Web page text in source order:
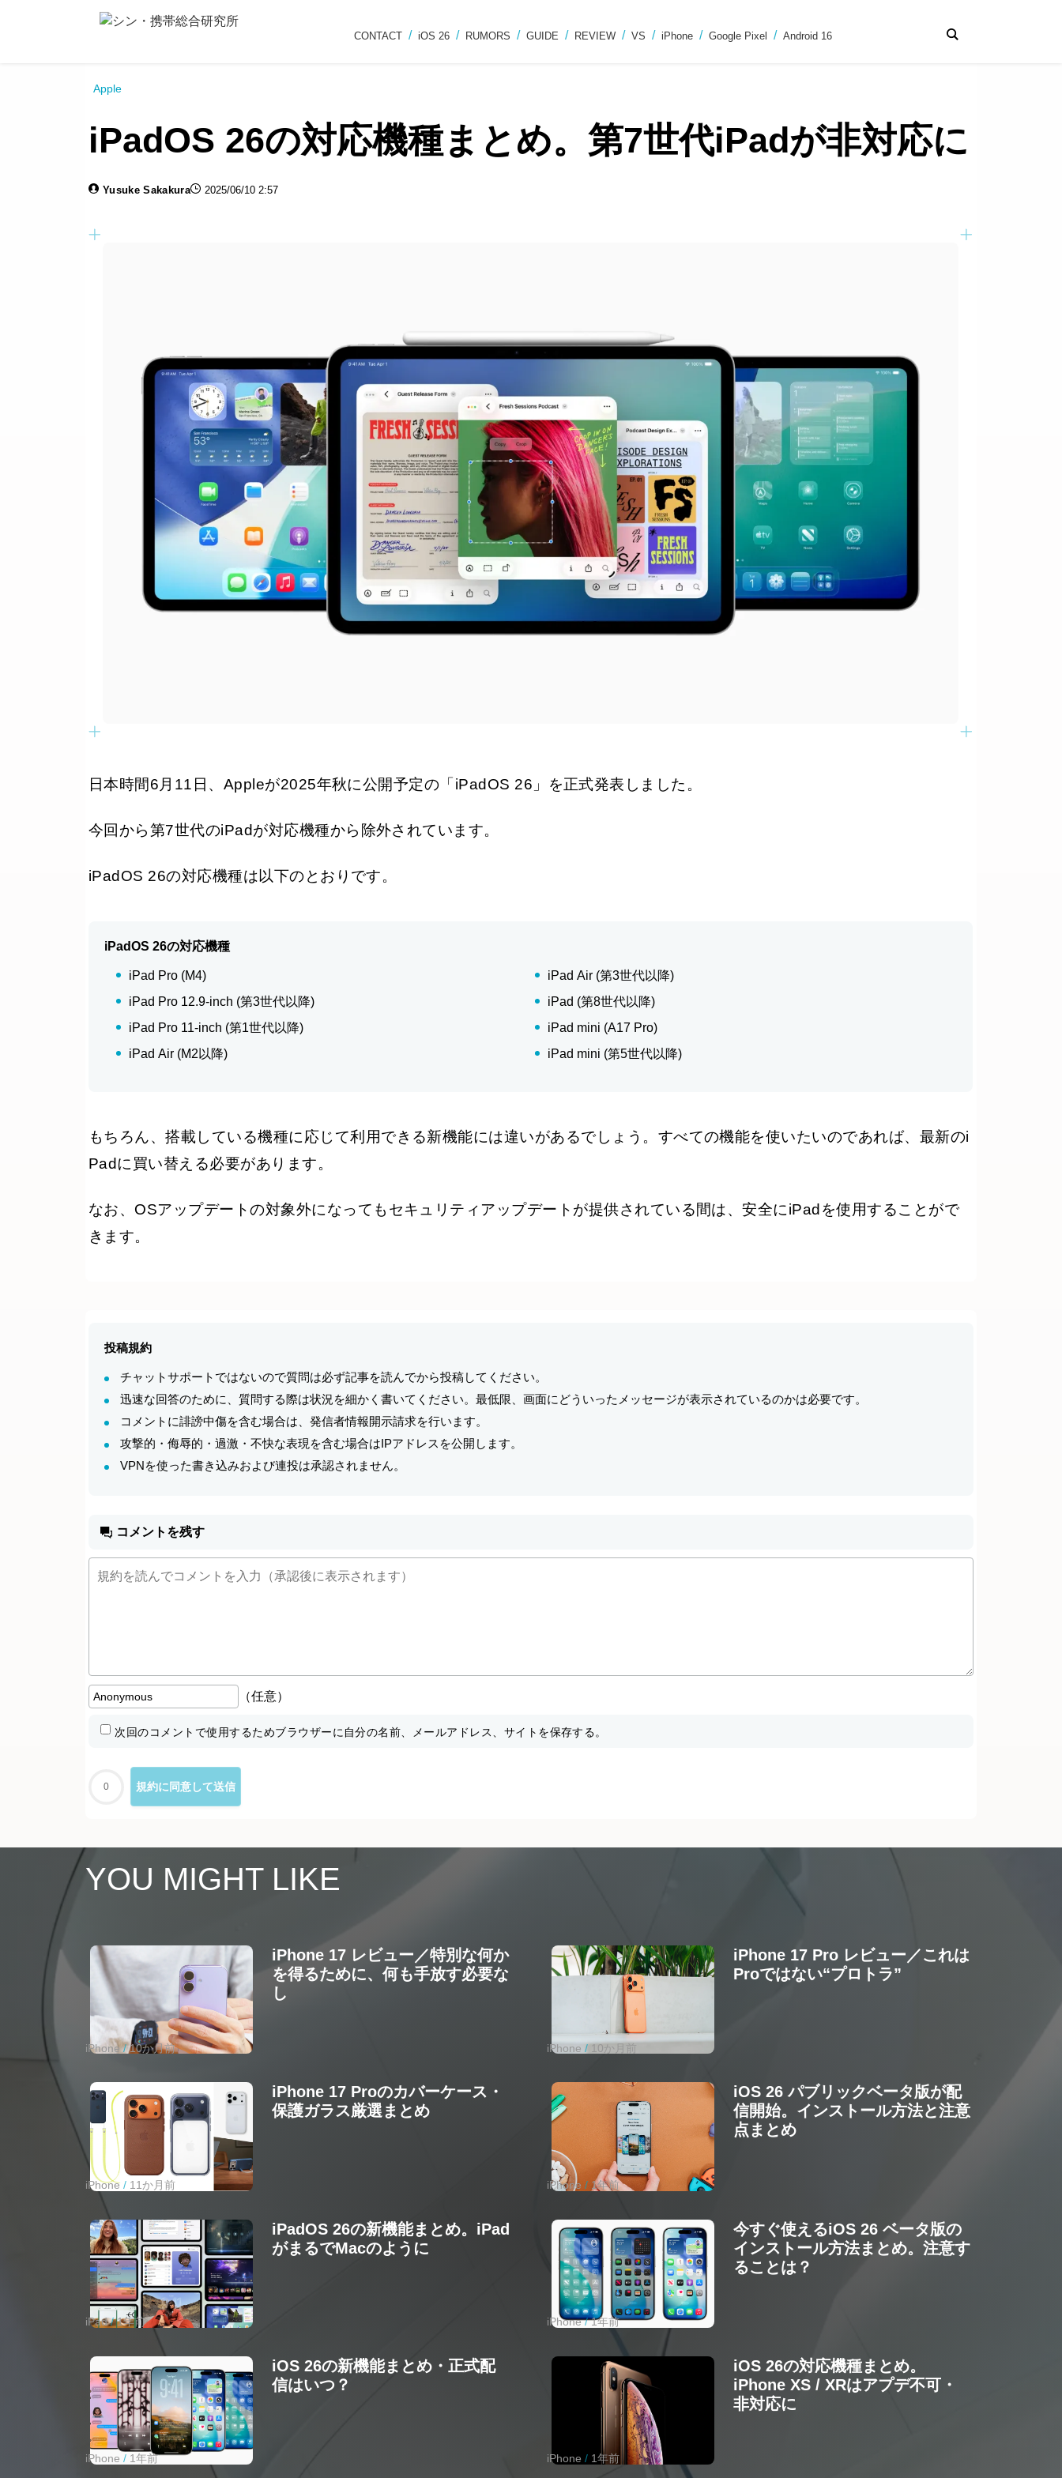
CONTACT iOS 26 RUMORS GUIDE REVIEW VS iPhone Google Pixel Android 16
Apple
iPadOS 26の対応機種まとめ。第7世代iPadが非対応に
Yusuke Sakakura 2025/06/10 2:57
日本時間6月11日、Appleが2025年秋に公開予定の「iPadOS 26」を正式発表しました。
今回から第7世代のiPadが対応機種から除外されています。
iPadOS 26の対応機種は以下のとおりです。
iPadOS 26の対応機種
iPad Pro (M4)
iPad Pro 12.9-inch (第3世代以降)
iPad Pro 11-inch (第1世代以降)
iPad Air (M2以降)
iPad Air (第3世代以降)
iPad (第8世代以降)
iPad mini (A17 Pro)
iPad mini (第5世代以降)
もちろん、搭載している機種に応じて利用できる新機能には違いがあるでしょう。すべての機能を使いたいのであれば、最新のi
Padに買い替える必要があります。
なお、OSアップデートの対象外になってもセキュリティアップデートが提供されている間は、安全にiPadを使用することがで
きます。
投稿規約
チャットサポートではないので質問は必ず記事を読んでから投稿してください。
迅速な回答のために、質問する際は状況を細かく書いてください。最低限、画面にどういったメッセージが表示されているのかは必要です。
コメントに誹謗中傷を含む場合は、発信者情報開示請求を行います。
攻撃的・侮辱的・過激・不快な表現を含む場合はIPアドレスを公開します。
VPNを使った書き込みおよび連投は承認されません。
コメントを残す
（任意）
次回のコメントで使用するためブラウザーに自分の名前、メールアドレス、サイトを保存する。
0
YOU MIGHT LIKE
iPhone 17 レビュー／特別な何か
を得るために、何も手放す必要な
し
iPhone 10か月前
iPhone 17 Pro レビュー／これは
Proではない“プロトラ”
iPhone 10か月前
iPhone 17 Proのカバーケース・
保護ガラス厳選まとめ
iPhone 11か月前
iOS 26 パブリックベータ版が配
信開始。インストール方法と注意
点まとめ
iPhone 1年前
iPadOS 26の新機能まとめ。iPad
がまるでMacのように
iPad 1年前
今すぐ使えるiOS 26 ベータ版の
インストール方法まとめ。注意す
ることは？
iPhone 1年前
iOS 26の新機能まとめ・正式配
信はいつ？
iPhone 1年前
iOS 26の対応機種まとめ。
iPhone XS / XRはアプデ不可・
非対応に
iPhone 1年前